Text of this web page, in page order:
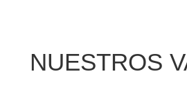
NUESTROS